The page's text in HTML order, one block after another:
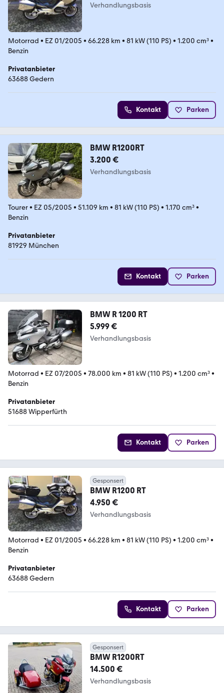
Verhandlungsbasis
Motorrad • EZ 01/2005 • 66.228 km • 81 kW (110 PS) • 1.200 cm³•
Benzin
Privatanbieter
63688 Gedern
Kontakt Parken
BMW R1200RT
3.200 €
Verhandlungsbasis
Tourer• EZ 05/2005 • 51.109 km • 81 kW (110 PS) • 1.170 cm³•
Benzin
Privatanbieter
81929 München
Kontakt Parken
BMW R 1200 RT
5.999 €
Verhandlungsbasis
Motorrad • EZ 07/2005 • 78.000 km • 81 kW (110 PS) • 1.200 cm³•
Benzin
Privatanbieter
51688 Wipperfürth
Kontakt Parken
Gesponsert
BMW R1200 RT
4.950 €
Verhandlungsbasis
Motorrad • EZ 01/2005 • 66.228 km • 81 kW (110 PS) • 1.200 cm³•
Benzin
Privatanbieter
63688 Gedern
Kontakt Parken
Gesponsert
BMW R1200RT
14.500 €
Verhandlungsbasis